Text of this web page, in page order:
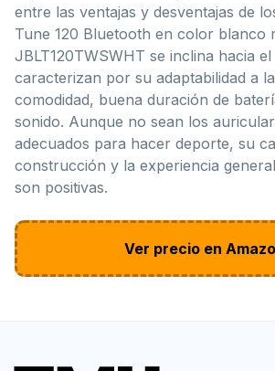
entre las ventajas y desventajas de
Tune 120 Bluetooth en color blanco
JBLT120TWSWHT se inclina hacia
caracterizan por su adaptabilidad a
comodidad, buena duración de
sonido. Aunque no sean los
adecuados para hacer deporte, su
construcción y la experiencia
son positivas.
Ver precio en